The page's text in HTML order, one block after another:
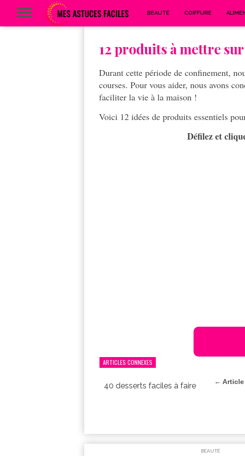
BEAUTÉ COIFFURE
12 produits à mettre
Durant cette période de confinement,
courses. Pour vous aider, nous avons
faciliter la vie à la maison !
Voici 12 idées de produits essentiels
Défilez et
ARTICLES CONNEXES
←
40 desserts faciles à faire
BEAUTÉ